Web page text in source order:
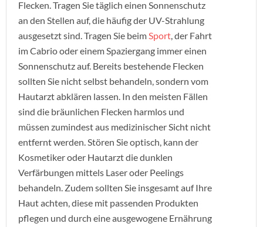
Flecken. Tragen Sie täglich einen Sonnenschutz
an den Stellen auf, die häufig der UV-Strahlung
ausgesetzt sind. Tragen Sie beimSport, der Fahrt
im Cabrio oder einem Spaziergang immer einen
Sonnenschutz auf. Bereits bestehende Flecken
sollten Sie nicht selbst behandeln, sondern vom
Hautarzt abklären lassen. In den meisten Fällen
sind die bräunlichen Flecken harmlos und
müssen zumindest aus medizinischer Sicht nicht
entfernt werden. Stören Sie optisch, kann der
Kosmetiker oder Hautarzt die dunklen
Verfärbungen mittels Laser oder Peelings
behandeln. Zudem sollten Sie insgesamt auf Ihre
Haut achten, diese mit passenden Produkten
pflegen und durch eine ausgewogene Ernährung